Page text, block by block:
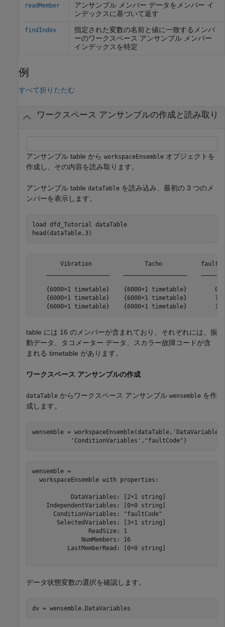
readMember
アンサンブル メンバー データをメンバー イ
ンデックスに基づいて返す
findIndex
指定された変数の名前と値に一致するメンバ
ーのワークスペース アンサンブル メンバー
インデックスを特定
例
すべて折りたたむ
ワークスペース アンサンブルの作成と読み取り
アンサンブル table から workspaceEnsemble オブジェクトを
作成し、その内容を読み取ります。
アンサンブル table dataTable を読み込み、最初の 3 つのメ
ンバーを表示します。
load dfd_Tutorial
dataTable
head(dataTable,3)
Vibration               Tacho
{6000×1 timetable}    {6000×1 timetable}
{6000×1 timetable}    {6000×1 timetable}
table には 16 のメンバーが含まれており、それぞれには、振
動データ、タコメーター データ、スカラー故障コードが含
まれる timetable があります。
ワークスペース アンサンブルの作成
dataTable からワークスペース アンサンブル wensemble を作
成します。
wensemble = workspaceEnsemble(dataTable, 'DataVariables'
'ConditionVariables' , "faultCode" )
wensemble =
  workspaceEnsemble with properties:
           DataVariables: [2×1 string]
    IndependentVariables: [0×0 string]
      ConditionVariables: "faultCode"
       SelectedVariables: [3×1 string]
                ReadSize: 1
              NumMembers: 16
          LastMemberRead: [0×0 string]
データ状態変数の選択を確認します。
dv = wensemble.DataVariables